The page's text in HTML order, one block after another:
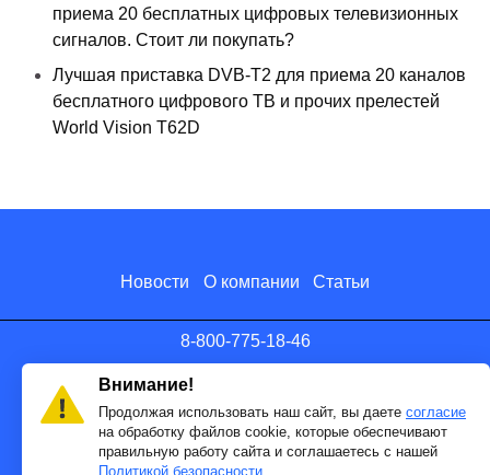
приема 20 бесплатных цифровых телевизионных
сигналов. Стоит ли покупать?
Лучшая приставка DVB-T2 для приема 20 каналов
бесплатного цифрового ТВ и прочих прелестей
World Vision T62D
Новости О компании Статьи
8-800-775-18-46
info@antenna.ru
Внимание!
Продолжая использовать наш сайт, вы даете согласие
на обработку файлов cookie, которые обеспечивают
правильную работу сайта и соглашаетесь с нашей
Политикой безопасности